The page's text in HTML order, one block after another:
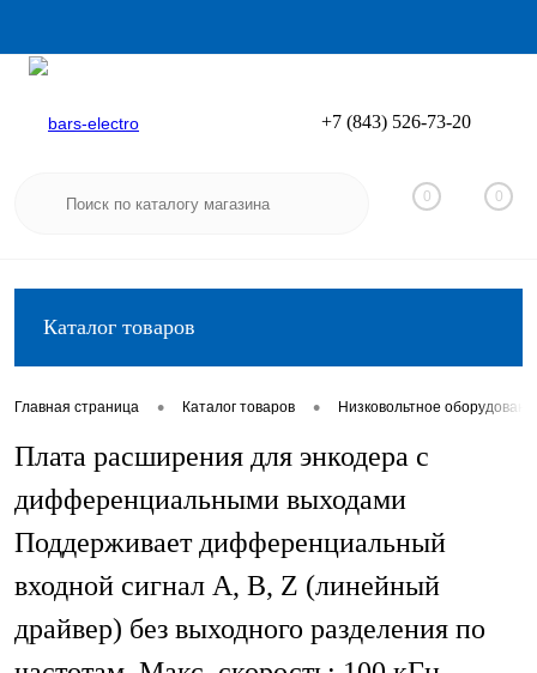
Вход
+7 (843) 526-73-20
0 0
Каталог товаров
Главная страница • Каталог товаров • Низковольтное
Плата расширения для энкодера с
дифференциальными выходами
Поддерживает дифференциальный
входной сигнал А, В, Z (линейный
драйвер) без выходного разделения по